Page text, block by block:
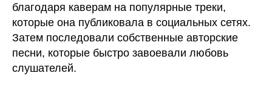
благодаря каверам на популярные треки,
которые она публиковала в социальных сетях.
Затем последовали собственные авторские
песни, которые быстро завоевали любовь
слушателей.